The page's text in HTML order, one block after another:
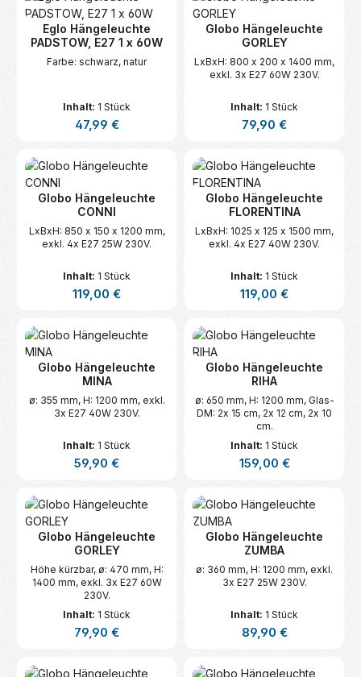
Eglo Hängeleuchte
PADSTOW, E27 1 x 60W
Farbe: schwarz, natur
Inhalt: 1 Stück
Regulärer Preis:
47,99 €
Globo Hängeleuchte
GORLEY
LxBxH: 800 x 200 x 1400 mm,
exkl. 3x E27 60W 230V.
Inhalt: 1 Stück
Regulärer Preis:
79,90 €
Globo Hängeleuchte
CONNI
LxBxH: 850 x 150 x 1200 mm,
exkl. 4x E27 25W 230V.
Inhalt: 1 Stück
Regulärer Preis:
119,00 €
Globo Hängeleuchte
FLORENTINA
LxBxH: 1025 x 125 x 1500 mm,
exkl. 4x E27 40W 230V.
Inhalt: 1 Stück
Regulärer Preis:
119,00 €
Globo Hängeleuchte
MINA
ø: 355 mm, H: 1200 mm, exkl.
3x E27 40W 230V.
Inhalt: 1 Stück
Regulärer Preis:
59,90 €
Globo Hängeleuchte
RIHA
ø: 650 mm, H: 1200 mm, Glas-
DM: 2x 15 cm, 2x 12 cm, 2x 10
cm.
Inhalt: 1 Stück
Regulärer Preis:
159,00 €
Globo Hängeleuchte
GORLEY
Höhe kürzbar, ø: 470 mm, H:
1400 mm, exkl. 3x E27 60W
230V.
Inhalt: 1 Stück
Regulärer Preis:
79,90 €
Globo Hängeleuchte
ZUMBA
ø: 360 mm, H: 1200 mm, exkl.
3x E27 25W 230V.
Inhalt: 1 Stück
Regulärer Preis:
89,90 €